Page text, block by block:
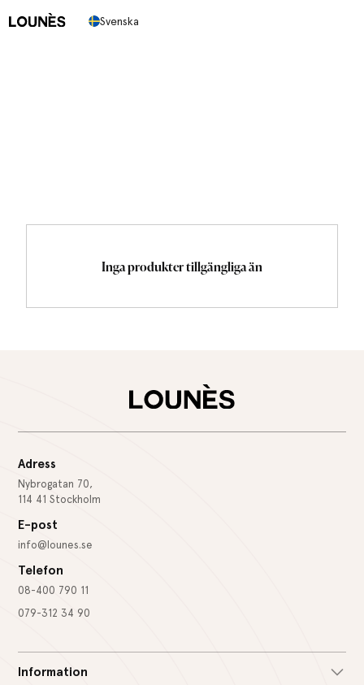
Svenska
Inga produkter tillgängliga än
Adress
Nybrogatan 70,
114 41 Stockholm
E-post
info@lounes.se
Telefon
08-400 790 11
079-312 34 90
Information